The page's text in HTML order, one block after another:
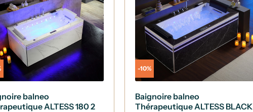
balneo
ALTESS 180 2
-10%
Baignoire balneo
Thérapeutique ALTESS BLACK